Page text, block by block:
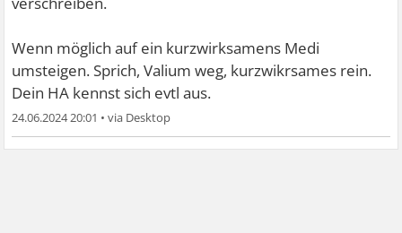
Wenn möglich auf ein kurzwirksamens Medi
umsteigen. Sprich, Valium weg, kurzwikrsames rein.
Dein HA kennst sich evtl aus.
24.06.2024 20:01 •